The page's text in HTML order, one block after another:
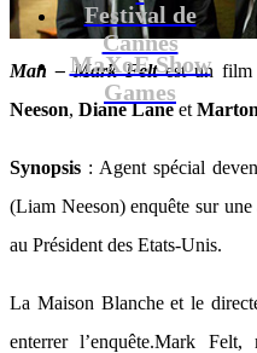
Festival de
Cannes
MaXoE Show
Games
Man – Mark Feltest un film
Neeson, Diane Laneet
Synopsis : Agent spécial
(Liam Neeson) enquête sur
au Président des Etats-Unis.
La Maison Blanche et le
enterrer l’enquête.Mark